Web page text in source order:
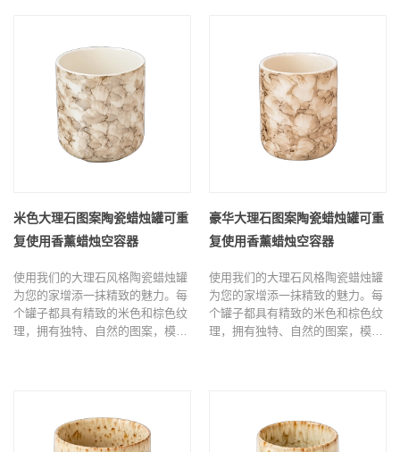
米色大理石图案陶瓷蜡烛罐可重
复使用香薰蜡烛空容器
使用我们的大理石风格陶瓷蜡烛罐
为您的家增添一抹精致的魅力。每
个罐子都具有精致的米色和棕色纹
理，拥有独特、自然的图案，模仿
豪华大理石图案陶瓷蜡烛罐可重
复使用香薰蜡烛空容器
使用我们的大理石风格陶瓷蜡烛罐
为您的家增添一抹精致的魅力。每
个罐子都具有精致的米色和棕色纹
理，拥有独特、自然的图案，模仿